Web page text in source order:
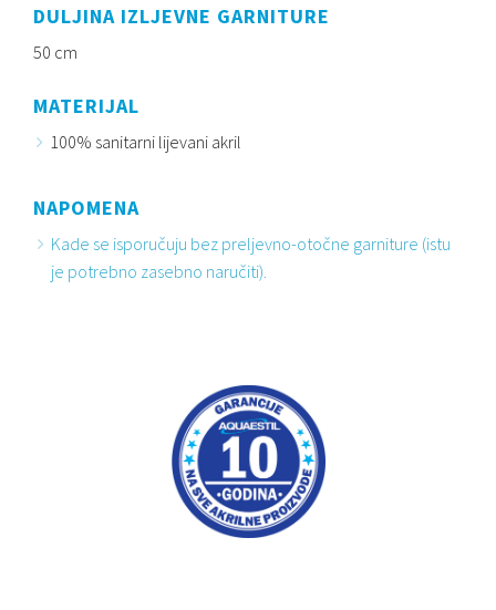
DULJINA IZLJEVNE GARNITURE
50 cm
MATERIJAL
100% sanitarni lijevani akril
NAPOMENA
Kade se isporučuju bez preljevno-otočne garniture (istu
je potrebno zasebno naručiti).